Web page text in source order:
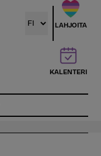
LAHJOITA
KALENTERI